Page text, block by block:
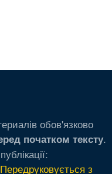
обов'язково
початком тексту.
з